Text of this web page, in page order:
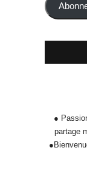
●
partage